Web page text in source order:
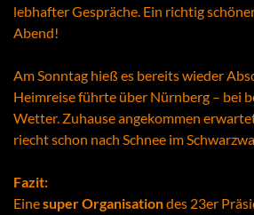
lebhafter Gespräche. Ein richtig
Abend!
Am Sonntag hieß es bereits wieder
Heimreise führte über Nürnberg – bei
Wetter. Zuhause angekommen
riecht schon nach Schnee im
Fazit:
Einesuper Organisationdes 23er